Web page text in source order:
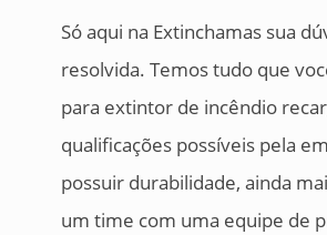
Só aqui na Extinchamas sua
resolvida. Temos tudo que
para extintor de incêndio
qualificações possíveis pela
possuir durabilidade, ainda
um time com uma equipe de